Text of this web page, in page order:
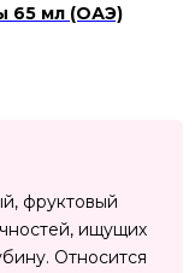
65 мл (ОАЭ)
фруктовый
ищущих
Относится